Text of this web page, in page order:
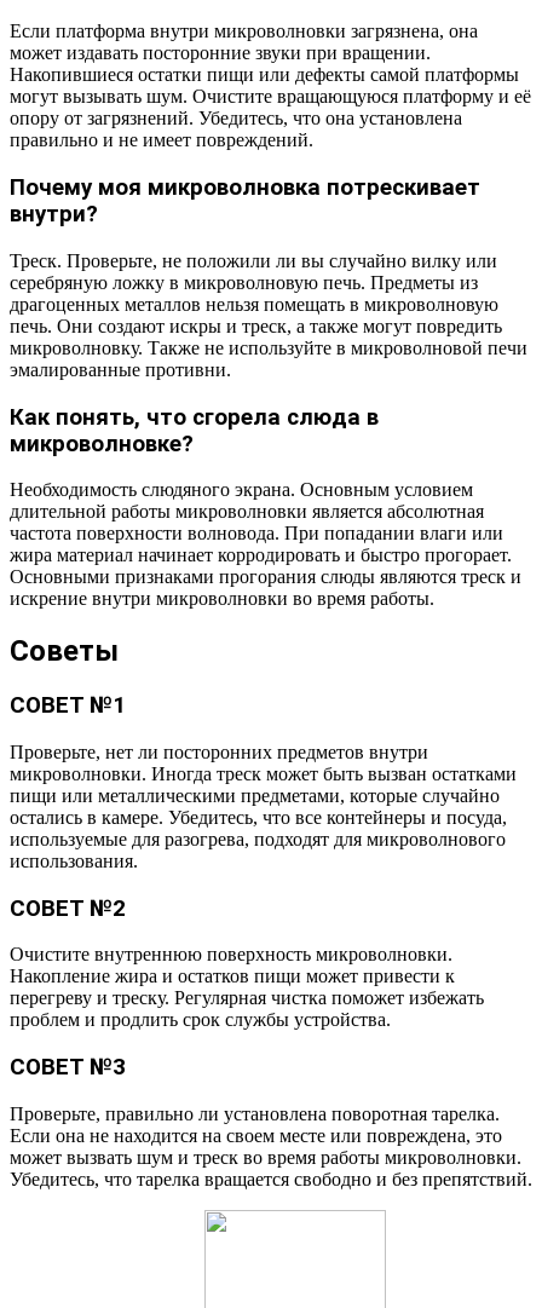
Если платформа внутри микроволновки загрязнена, она
может издавать посторонние звуки при вращении.
Накопившиеся остатки пищи или дефекты самой платформы
могут вызывать шум. Очистите вращающуюся платформу и её
опору от загрязнений. Убедитесь, что она установлена
правильно и не имеет повреждений.
Почему моя микроволновка потрескивает
внутри?
Треск. Проверьте, не положили ли вы случайно вилку или
серебряную ложку в микроволновую печь. Предметы из
драгоценных металлов нельзя помещать в микроволновую
печь. Они создают искры и треск, а также могут повредить
микроволновку. Также не используйте в микроволновой печи
эмалированные противни.
Как понять, что сгорела слюда в
микроволновке?
Необходимость слюдяного экрана. Основным условием
длительной работы микроволновки является абсолютная
частота поверхности волновода. При попадании влаги или
жира материал начинает корродировать и быстро прогорает.
Основными признаками прогорания слюды являются треск и
искрение внутри микроволновки во время работы.
Советы
СОВЕТ №1
Проверьте, нет ли посторонних предметов внутри
микроволновки. Иногда треск может быть вызван остатками
пищи или металлическими предметами, которые случайно
остались в камере. Убедитесь, что все контейнеры и посуда,
используемые для разогрева, подходят для микроволнового
использования.
СОВЕТ №2
Очистите внутреннюю поверхность микроволновки.
Накопление жира и остатков пищи может привести к
перегреву и треску. Регулярная чистка поможет избежать
проблем и продлить срок службы устройства.
СОВЕТ №3
Проверьте, правильно ли установлена поворотная тарелка.
Если она не находится на своем месте или повреждена, это
может вызвать шум и треск во время работы микроволновки.
Убедитесь, что тарелка вращается свободно и без препятствий.